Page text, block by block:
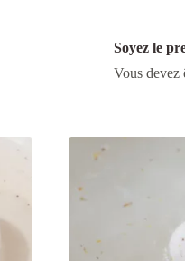
Soyez le
Vous devez